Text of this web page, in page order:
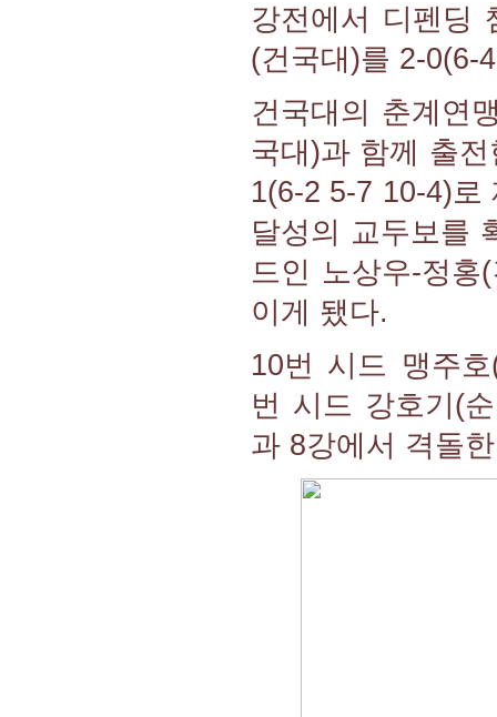
강전에서 디펜딩
(건국대)를 2-0(6-
건국대의 춘계연
국대)과 함께 출
1(6-2 5-7 10-4)로
달성의 교두보를
드인 노상우-정
이게 됐다.
10번 시드 맹주
번 시드 강호기(
과 8강에서 격돌